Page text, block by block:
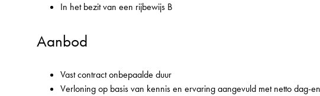
In het bezit van een rijbewijs B
Aanbod
Vast contract onbepaalde duur
Verloning op basis van kennis en ervaring aangevuld met netto dag-